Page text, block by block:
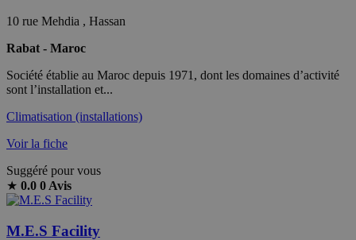
10 rue Mehdia , Hassan
Rabat - Maroc
Société établie au Maroc depuis 1971, dont les domaines d’activité
sont l’installation et...
Climatisation (installations)
Voir la fiche
Suggéré pour vous
★ 0.0 0 Avis
M.E.S Facility